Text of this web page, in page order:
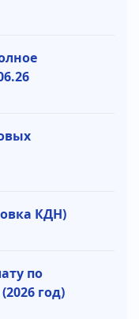
КДН)
по
год)